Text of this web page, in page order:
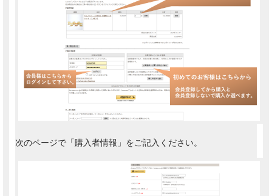
次のページで「購入者情報」をご記入ください。